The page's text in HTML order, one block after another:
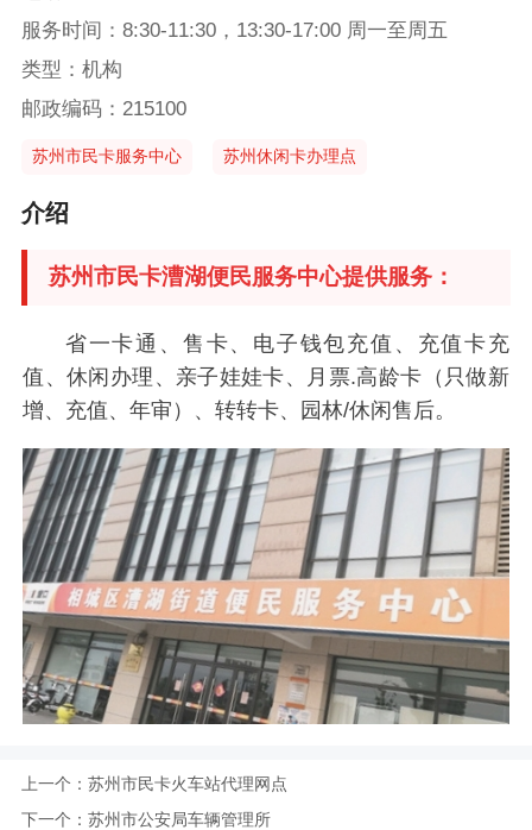
服务时间：8:30-11:30，13:30-17:00 周一至周五
类型：机构
邮政编码：215100
苏州市民卡服务中心 苏州休闲卡办理点
介绍
苏州市民卡漕湖便民服务中心提供服务：
省一卡通、售卡、电子钱包充值、充值卡充
值、休闲办理、亲子娃娃卡、月票.高龄卡（只做新
增、充值、年审）、转转卡、园林/休闲售后。
上一个： 苏州市民卡火车站代理网点
下一个： 苏州市公安局车辆管理所